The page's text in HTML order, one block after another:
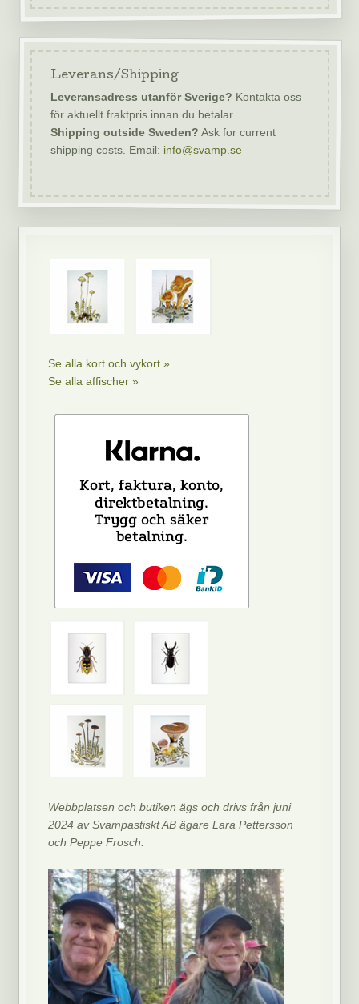
Leverans/Shipping
Leveransadress utanför Sverige? Kontakta oss
för aktuellt fraktpris innan du betalar.
Shipping outside Sweden? Ask for current
shipping costs. Email: info@svamp.se
Se alla kort och vykort »
Se alla affischer »
Webbplatsen och butiken ägs och drivs från juni
2024 av Svampastiskt AB ägare Lara Pettersson
och Peppe Frosch.